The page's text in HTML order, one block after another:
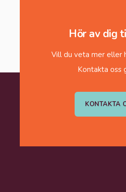
Hör av dig
Vill du veta mer eller
Kontakta oss
KONTAKTA